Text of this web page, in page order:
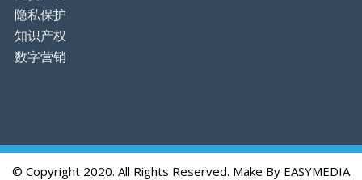
隐私保护
知识产权
数字营销
© Copyright 2020. All Rights Reserved. Make By EASYMEDIA